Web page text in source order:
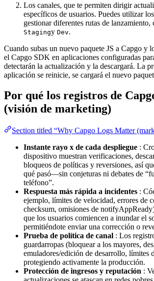
Los canales, que te permiten dirigir
específicos de usuarios. Puedes utilizar
gestionar diferentes rutas de lanzamiento,
Stagingy Dev.
Cuando subas un nuevo paquete JS a Capgo y
el Capgo SDK en aplicaciones configuradas
detectarán la actualización y la descargará. La
aplicación se reinicie, se cargará el nuevo
Por qué los registros de
(visión de marketing)
Section titled “Why Capgo Logs Matter
Instante rayo x de cada despliegue :
dispositivo muestran verificaciones,
bloqueos de políticas y reversiones, así
qué pasó—sin conjeturas ni debates de
teléfono”.
Respuesta más rápida a incidentes :
ejemplo, límites de velocidad, errores de
checksum, omisiones de
que los usuarios comiencen a inundar el
permitiéndote enviar una corrección o
Prueba de política de canal : Los
guardarropas (bloquear a los mayores,
emuladores/edición de desarrollo, límites
protegiendo activamente la producción.
Protección de ingresos y reputación :